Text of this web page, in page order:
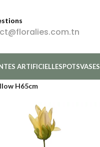
ARTIFICIELLESPOTSVASES
H65cm